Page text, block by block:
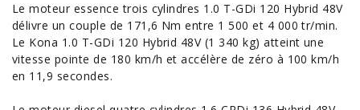
Le moteur essence trois cylindres 1.0 T-GDi 120 Hybrid 48V
délivre un couple de 171,6 Nm entre 1 500 et 4 000 tr/min.
Le Kona 1.0 T-GDi 120 Hybrid 48V (1 340 kg) atteint une
vitesse pointe de 180 km/h et accélère de zéro à 100 km/h
en 11,9 secondes.